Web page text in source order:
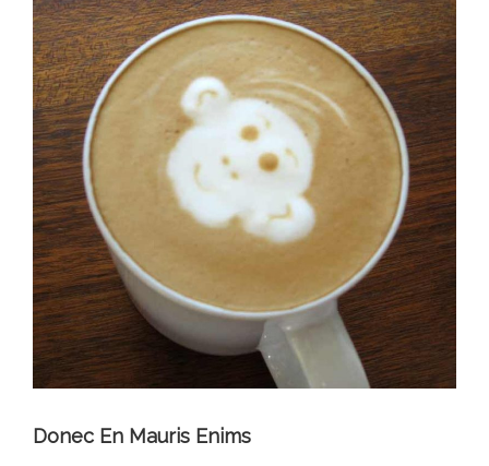
Donec En Mauris Enims